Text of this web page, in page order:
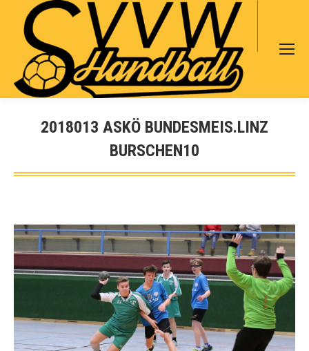
Search:
2018013 ASKÖ BUNDESMEIS.LINZ
BURSCHEN10
Sie befinden sich hier: